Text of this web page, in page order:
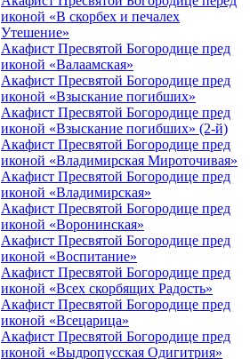
иконой «В скорбех и печалех
Утешение»
Акафист Пресвятой Богородице пред
иконой «Валаамская»
Акафист Пресвятой Богородице пред
иконой «Взыскание погибших»
Акафист Пресвятой Богородице пред
иконой «Взыскание погибших» (2-й)
Акафист Пресвятой Богородице пред
иконой «Владимирская Мироточивая»
Акафист Пресвятой Богородице пред
иконой «Владимирская»
Акафист Пресвятой Богородице пред
иконой «Воронинская»
Акафист Пресвятой Богородице пред
иконой «Воспитание»
Акафист Пресвятой Богородице пред
иконой «Всех скорбящих Радость»
Акафист Пресвятой Богородице пред
иконой «Всецарица»
Акафист Пресвятой Богородице пред
иконой «Выдропусская Одигитрия»